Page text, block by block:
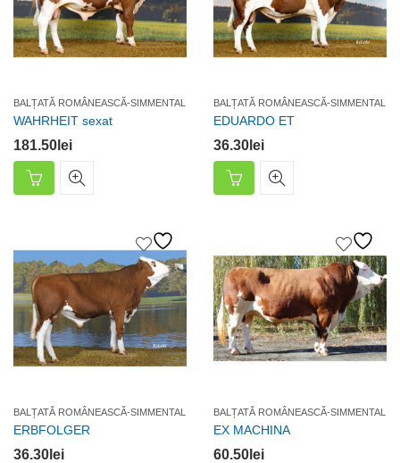
BALȚATĂ ROMÂNEASCĂ-SIMMENTAL
WAHRHEIT sexat
181.50 lei
BALȚATĂ ROMÂNEASCĂ-SIMMENTAL
EDUARDO ET
36.30 lei
BALȚATĂ ROMÂNEASCĂ-SIMMENTAL
ERBFOLGER
36.30 lei
BALȚATĂ ROMÂNEASCĂ-SIMMENTAL
EX MACHINA
60.50 lei